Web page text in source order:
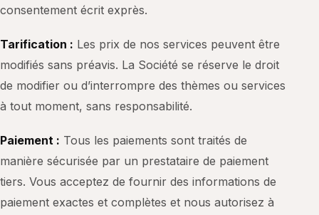
consentement écrit exprès.
Tarification : Les prix de nos services peuvent être
modifiés sans préavis. La Société se réserve le droit
de modifier ou d’interrompre des thèmes ou services
à tout moment, sans responsabilité.
Paiement : Tous les paiements sont traités de
manière sécurisée par un prestataire de paiement
tiers. Vous acceptez de fournir des informations de
paiement exactes et complètes et nous autorisez à